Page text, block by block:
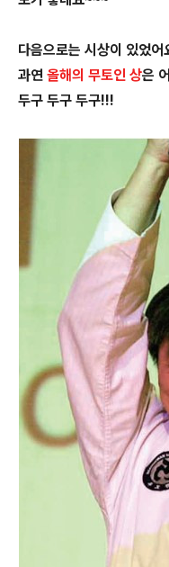
다음으로는 시상이 있었어
과연 올해의 무토인 상은
두구 두구 두구!!!